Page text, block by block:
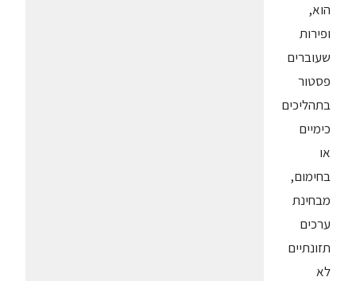
הוא,
ופירות
שעוברים
פסטור
בתהליכים
כימיים
או
בחימום,
מבחינת
ערכים
תזונתיים
לא